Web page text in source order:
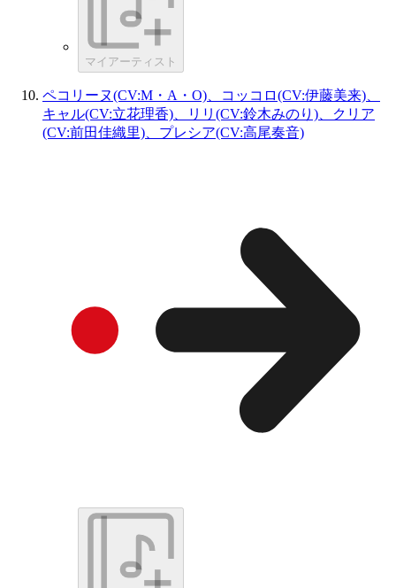
マイアーティスト
ペコリーヌ(CV:M・A・O)、コッコロ(CV:伊藤美来)、
キャル(CV:立花理香)、リリ(CV:鈴木みのり)、クリア
(CV:前田佳織里)、プレシア(CV:高尾奏音)